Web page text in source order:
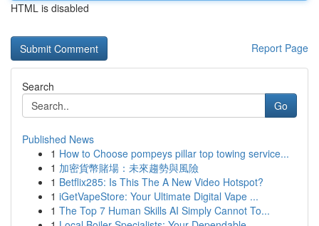
HTML is disabled
Report Page
Search
Go
Published News
1 How to Choose pompeys pillar top towing service...
1 加密貨幣賭場：未來趨勢與風險
1 Betflix285: Is This The A New Video Hotspot?
1 iGetVapeStore: Your Ultimate Digital Vape ...
1 The Top 7 Human Skills AI Simply Cannot To...